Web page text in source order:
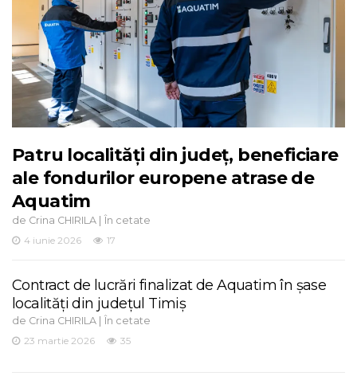
Patru localități din județ, beneficiare
ale fondurilor europene atrase de
Aquatim
de Crina CHIRILA | În cetate
4 iunie 2026
17
Contract de lucrări finalizat de Aquatim în șase
localități din județul Timiș
de Crina CHIRILA | În cetate
23 martie 2026
35